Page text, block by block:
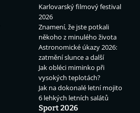
Karlovarský filmový festival
2026
Znamení, že jste potkali
někoho z minulého života
Astronomické úkazy 2026:
zatmění slunce a další
Jak obléci miminko při
vysokých teplotách?
Jak na dokonalé letní mojito
6 lehkých letních salátů
Sport 2026